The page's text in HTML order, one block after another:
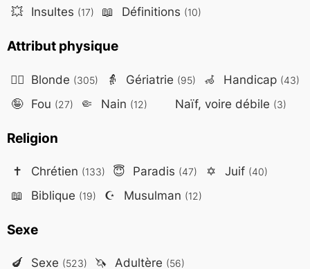
💥 Insultes (17) 📖 Définitions (10)
Attribut physique
👱‍♀️ Blonde (305) 👵 Gériatrie (95) 🦽 Handicap (43)
🤪 Fou (27) 🤏 Nain (12) Naïf, voire débile (3)
Religion
✝️ Chrétien (133) 😇 Paradis (47) ✡️ Juif (40)
📖 Biblique (19) ☪️ Musulman (12)
Sexe
🍆 Sexe (523) 🦄 Adultère (56)